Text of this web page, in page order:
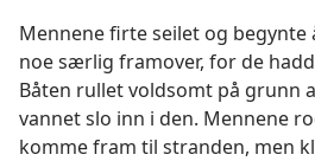
Mennene firte seilet og begynte
noe særlig framover, for de
Båten rullet voldsomt på grunn
vannet slo inn i den. Mennene
komme fram til stranden, men